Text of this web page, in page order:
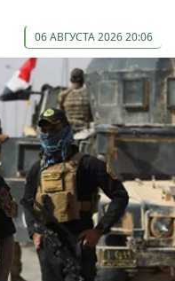
06 АВГУСТА 2026 20:06